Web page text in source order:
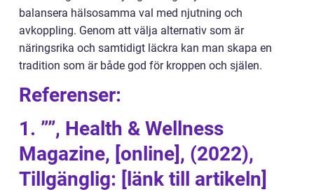
balansera hälsosamma val med njutning och
avkoppling. Genom att välja alternativ som är
näringsrika och samtidigt läckra kan man skapa en
tradition som är både god för kroppen och själen.
Referenser:
1. ””, Health & Wellness
Magazine, [online], (2022),
Tillgänglig: [länk till artikeln]